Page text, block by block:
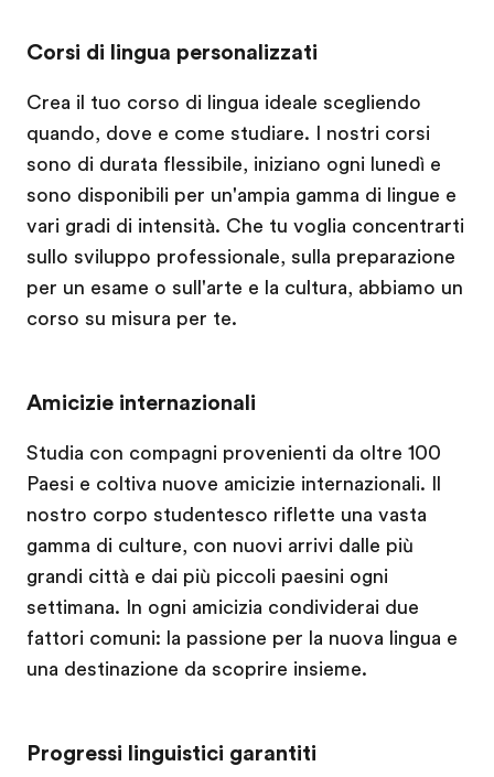
Corsi di lingua personalizzati
Crea il tuo corso di lingua ideale scegliendo
quando, dove e come studiare. I nostri corsi
sono di durata flessibile, iniziano ogni lunedì e
sono disponibili per un'ampia gamma di lingue e
vari gradi di intensità. Che tu voglia concentrarti
sullo sviluppo professionale, sulla preparazione
per un esame o sull'arte e la cultura, abbiamo un
corso su misura per te.
Amicizie internazionali
Studia con compagni provenienti da oltre 100
Paesi e coltiva nuove amicizie internazionali. Il
nostro corpo studentesco riflette una vasta
gamma di culture, con nuovi arrivi dalle più
grandi città e dai più piccoli paesini ogni
settimana. In ogni amicizia condividerai due
fattori comuni: la passione per la nuova lingua e
una destinazione da scoprire insieme.
Progressi linguistici garantiti